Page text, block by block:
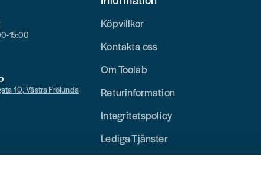
15:00
10, Västra Frölunda
Köpvillkor
Kontakta oss
Om Toolab
Returinformation
Integritetspolicy
Lediga Tjänster